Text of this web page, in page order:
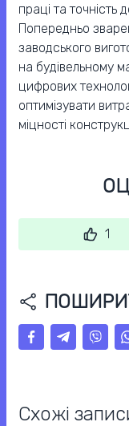
праці та точність
Попередньо
заводського
на будівельному
цифрових
оптимізувати
міцності
1
Схожі